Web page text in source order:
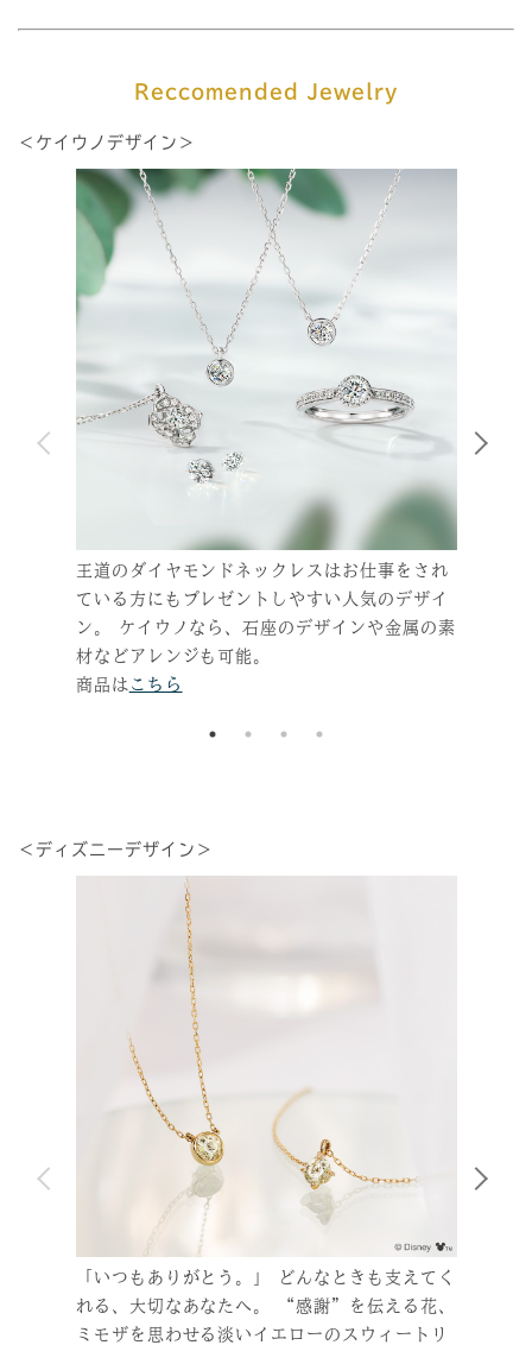
Reccomended Jewelry
＜ケイウノデザイン＞
王道のダイヤモンドネックレスはお仕事をされ
ている方にもプレゼントしやすい人気のデザイ
ン。 ケイウノなら、石座のデザインや金属の素
材などアレンジも可能。
商品は こちら
＜ディズニーデザイン＞
「いつもありがとう。」 どんなときも支えてく
れる、大切なあなたへ。 “感謝”を伝える花、
ミモザを思わせる淡いイエローのスウィートリ